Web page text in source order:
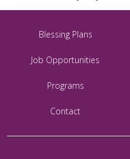
Blessing Plans
Job Opportunities
Programs
Contact